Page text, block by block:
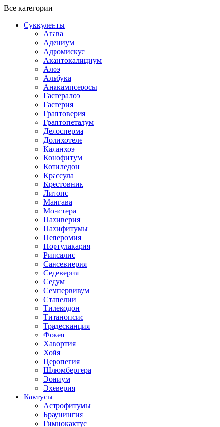
Все категории
Суккуленты
Агава
Адениум
Адромискус
Акантокалициум
Алоэ
Альбука
Анакампсеросы
Гастералоэ
Гастерия
Граптоверия
Граптопеталум
Делосперма
Долихотеле
Каланхоэ
Конофитум
Котиледон
Крассула
Крестовник
Литопс
Мангава
Монстера
Пахиверия
Пахифитумы
Пеперомия
Портулакария
Рипсалис
Сансевиерия
Седеверия
Седум
Семпервивум
Стапелии
Тилекодон
Титанопсис
Традесканция
Фокея
Хавортия
Хойя
Церопегия
Шлюмбергера
Эониум
Эхеверия
Кактусы
Астрофитумы
Браунингия
Гимнокактус